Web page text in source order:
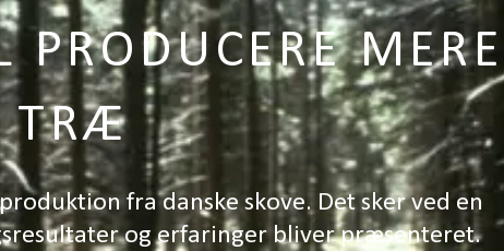
PRODUCERE MERE
TRÆ
fra danske skove. Det sker ved en
og erfaringer bliver præsenteret.